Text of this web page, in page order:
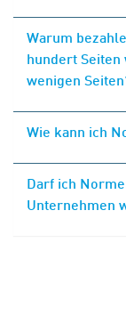
Warum
hundert
wenigen
Wie kann ich
Darf ich
Unternehmen